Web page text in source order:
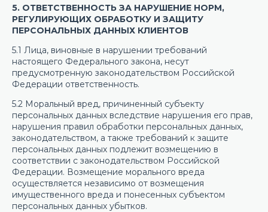
5. ОТВЕТСТВЕННОСТЬ ЗА НАРУШЕНИЕ НОРМ,
РЕГУЛИРУЮЩИХ ОБРАБОТКУ И ЗАЩИТУ
ПЕРСОНАЛЬНЫХ ДАННЫХ КЛИЕНТОВ
5.1 Лица, виновные в нарушении требований
настоящего Федерального закона, несут
предусмотренную законодательством Российской
Федерации ответственность.
5.2 Моральный вред, причиненный субъекту
персональных данных вследствие нарушения его прав,
нарушения правил обработки персональных данных,
законодательством, а также требований к защите
персональных данных подлежит возмещению в
соответствии с законодательством Российской
Федерации. Возмещение морального вреда
осуществляется независимо от возмещения
имущественного вреда и понесенных субъектом
персональных данных убытков.